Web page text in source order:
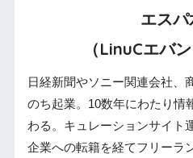
エス
（LinuCエバ
日経新聞やソニー関連会社、
のち起業。10数年にわたり情
わる。キュレーションサイト
企業への転籍を経てフリーラ